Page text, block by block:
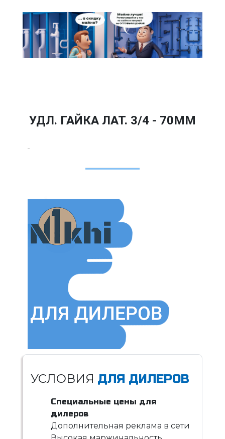
УДЛ. ГАЙКА ЛАТ. 3/4 - 70ММ
УСЛОВИЯ ДЛЯ ДИЛЕРОВ
Специальные цены для
дилеров
Дополнительная реклама в сети